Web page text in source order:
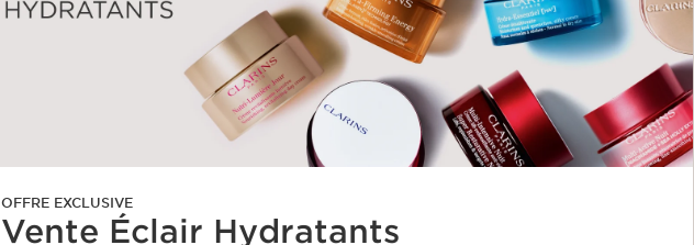
OFFRE EXCLUSIVE
Vente Éclair Hydratants